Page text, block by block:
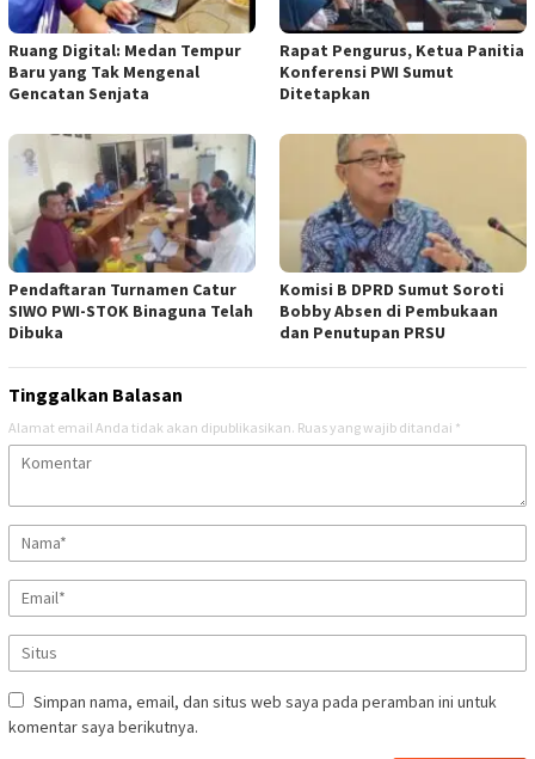
Ruang Digital: Medan Tempur
Baru yang Tak Mengenal
Gencatan Senjata
Rapat Pengurus, Ketua Panitia
Konferensi PWI Sumut
Ditetapkan
Pendaftaran Turnamen Catur
SIWO PWI-STOK Binaguna Telah
Dibuka
Komisi B DPRD Sumut Soroti
Bobby Absen di Pembukaan
dan Penutupan PRSU
Tinggalkan Balasan
Alamat email Anda tidak akan dipublikasikan. Ruas yang wajib ditandai *
Simpan nama, email, dan situs web saya pada peramban ini untuk
komentar saya berikutnya.